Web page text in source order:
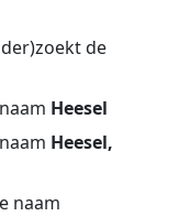
de
Heesel
Heesel,
naam